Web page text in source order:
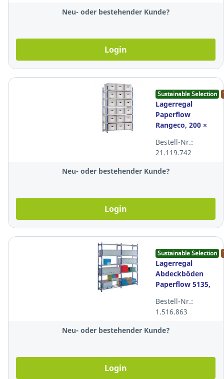
Neu- oder bestehender Kunde?
Login
Sustainable Selection
Lagerregal
Paperflow
Rangeco, 200 ×
Ebenen, Stahl,
grau
Bestell-Nr.:
21.119.742
Neu- oder bestehender Kunde?
Login
Sustainable Selection
Lagerregal
Abdeckböden
Paperflow 5135,
Packung à 5
Stück
Bestell-Nr.:
1.516.863
Neu- oder bestehender Kunde?
Login